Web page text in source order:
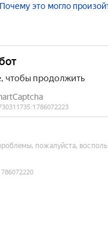
Почему это могло
пожалуйста,